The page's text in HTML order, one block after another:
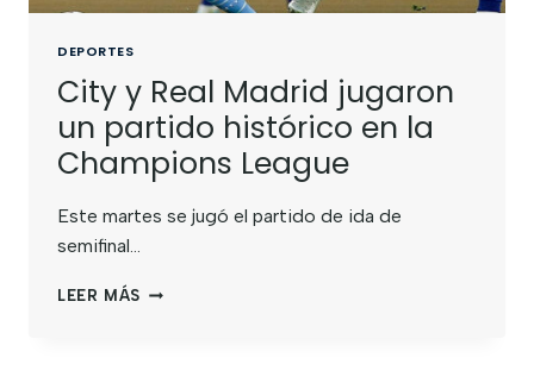
DEPORTES
City y Real Madrid jugaron
un partido histórico en la
Champions League
Este martes se jugó el partido de ida de
semifinal…
LEER MÁS